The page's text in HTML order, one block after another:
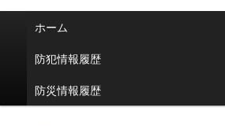
ュ
ホーム
防犯情報履歴
防災情報履歴